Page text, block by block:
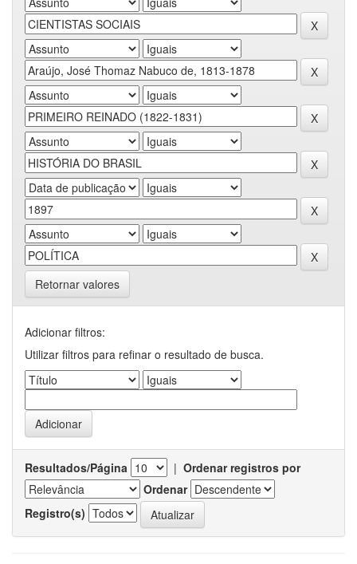
Retornar valores
Adicionar filtros:
Utilizar filtros para refinar o resultado de busca.
Resultados/Página | Ordenar registros por
Ordenar
Registro(s)